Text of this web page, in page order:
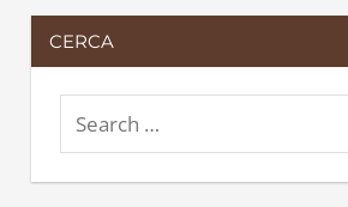
CERCA
e
a